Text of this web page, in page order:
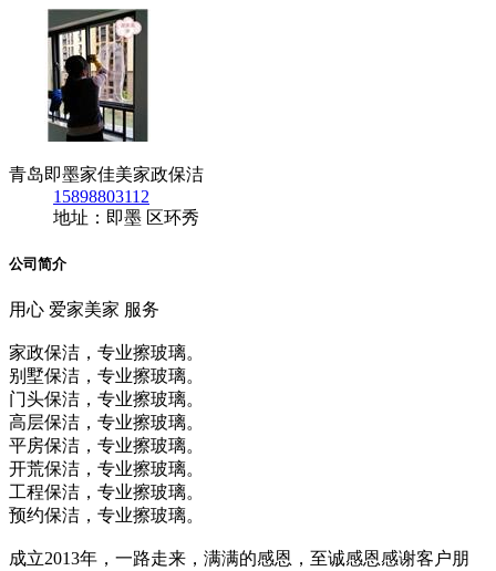
青岛即墨家佳美家政保洁
15898803112
地址：即墨 区环秀
公司简介
用心 爱家美家 服务
家政保洁，专业擦玻璃。
别墅保洁，专业擦玻璃。
门头保洁，专业擦玻璃。
高层保洁，专业擦玻璃。
平房保洁，专业擦玻璃。
开荒保洁，专业擦玻璃。
工程保洁，专业擦玻璃。
预约保洁，专业擦玻璃。
成立2013年，一路走来，满满的感恩，至诚感恩感谢客户朋